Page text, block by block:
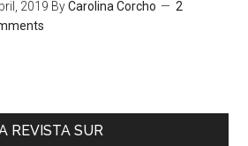
2019 ByCarolina Corcho
2
REVISTA SUR